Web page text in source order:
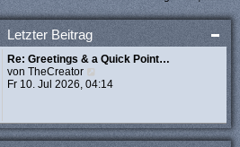
Letzter Beitrag
Re: Greetings & a Quick Point…
vonTheCreator
e
s
t
Fr 10. Jul 2026, 04:14